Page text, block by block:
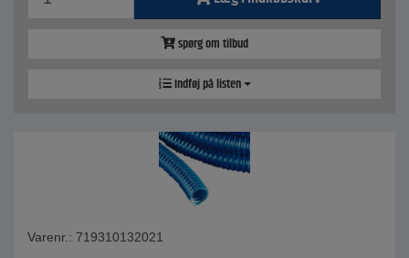
spørg om tilbud
Indføj på listen
Varenr.: 719310132021